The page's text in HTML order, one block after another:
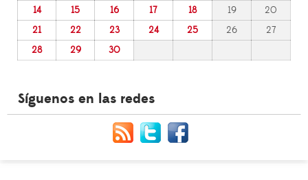
14
15 16 17 18 19
20
21
22 23 24 25 26
27
28
29 30
Síguenos en las redes